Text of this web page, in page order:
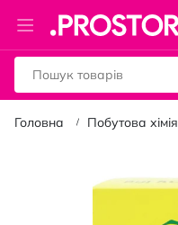
Toggle
Nav
Головна Побутова хімія